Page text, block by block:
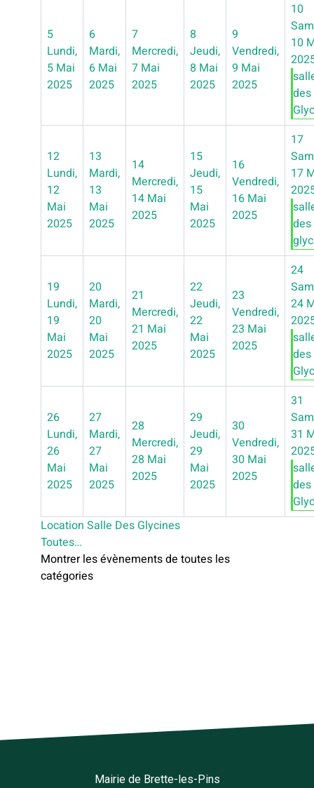
5
Lundi,
5 Mai
2025
6
Mardi,
6 Mai
2025
7
Mercredi,
7 Mai
2025
8
Jeudi,
8 Mai
2025
9
Vendredi,
9 Mai
2025
10
10
des
12
Lundi,
12
Mai
2025
13
Mardi,
13
Mai
2025
14
Mercredi,
14 Mai
2025
15
Jeudi,
15
Mai
2025
16
Vendredi,
16 Mai
2025
17
17
des
19
Lundi,
19
Mai
2025
20
Mardi,
20
Mai
2025
21
Mercredi,
21 Mai
2025
22
Jeudi,
22
Mai
2025
23
Vendredi,
23 Mai
2025
24
24
des
26
Lundi,
26
Mai
2025
27
Mardi,
27
Mai
2025
28
Mercredi,
28 Mai
2025
29
Jeudi,
29
Mai
2025
30
Vendredi,
30 Mai
2025
31
31
des
Location Salle Des Glycines
Toutes…
Montrer les évènements de toutes les
catégories
Mairie de Brette-les-Pins